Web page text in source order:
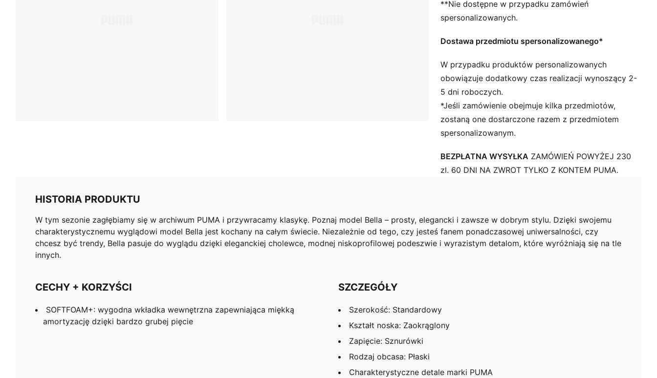
Szerokość: Standardowy
Kształt noska: Zaokrąglony
Rodzaj obcasa: Płaski
Cholewka: materiał syntetyczny; Podszewka: materiał
tekstylny; Wkładka: materiał tekstylny; Podeszwa
środkowa: EVA; Podeszwa zewnętrzna: Gumowa
**Nie dostępne w przypadku zamówień
spersonalizowanych.
Dostawa przedmiotu spersonalizowanego*
W przypadku produktów personalizowanych
obowiązuje dodatkowy czas realizacji wynoszący 2-
5 dni roboczych.
*Jeśli zamówienie obejmuje kilka przedmiotów,
zostaną one dostarczone razem z przedmiotem
spersonalizowanym.
BEZPŁATNA WYSYŁKA ZAMÓWIEŃ POWYŻEJ 230
zl. 60 DNI NA ZWROT TYLKO Z KONTEM PUMA.
HISTORIA PRODUKTU
W tym sezonie zagłębiamy się w archiwum PUMA i przywracamy klasykę. Poznaj model Bella – prosty, elegancki i zawsze w dobrym stylu. Dzięki swojemu
charakterystycznemu wyglądowi model Bella jest kochany na całym świecie. Niezależnie od tego, czy jesteś fanem ponadczasowej uniwersalności, czy
chcesz być trendy, Bella pasuje do wyglądu dzięki eleganckiej cholewce, modnej niskoprofilowej podeszwie i wyrazistym detalom, które wyróżniają się na tle
innych.
CECHY + KORZYŚCI
SOFTFOAM+: wygodna wkładka wewnętrzna zapewniająca miękką
amortyzację dzięki bardzo grubej pięcie
SZCZEGÓŁY
Szerokość: Standardowy
Kształt noska: Zaokrąglony
Zapięcie: Sznurówki
Rodzaj obcasa: Płaski
Charakterystyczne detale marki PUMA